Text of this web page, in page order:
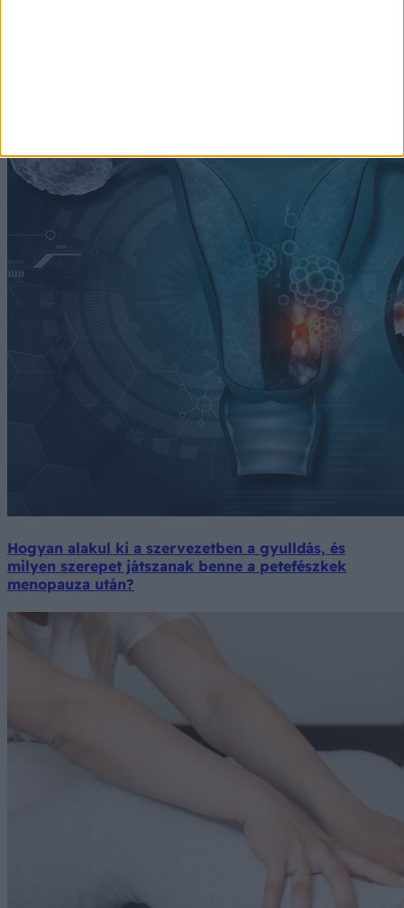
Hogyan alakul ki a szervezetben a gyulldás, és
milyen szerepet játszanak benne a petefészkek
menopauza után?